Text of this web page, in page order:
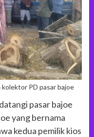
PD pasar bajoe
pasar bajoe
yang bernama
kedua pemilik kios